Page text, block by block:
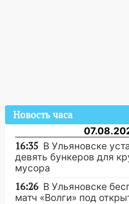
Новость часа
16:35 В Ульяновске
девять бункеров для
мусора
16:26 В Ульяновске
матч «Волги» под